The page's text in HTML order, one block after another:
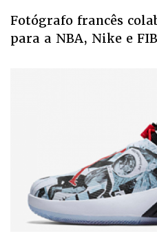
Fotógrafo francês
para a NBA, Nike e